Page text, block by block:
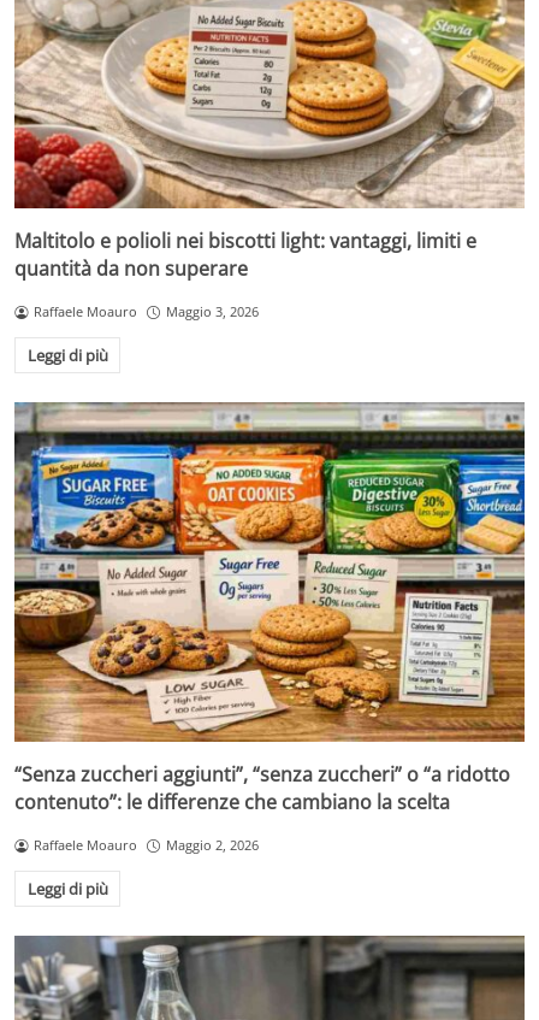
Maltitolo e polioli nei biscotti light: vantaggi, limiti e
quantità da non superare
Raffaele Moauro Maggio 3, 2026
Leggi di più
“Senza zuccheri aggiunti”, “senza zuccheri” o “a ridotto
contenuto”: le differenze che cambiano la scelta
Raffaele Moauro Maggio 2, 2026
Leggi di più